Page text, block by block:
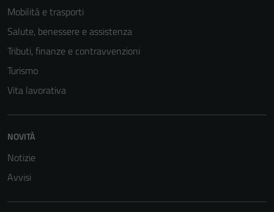
Mobilità e trasporti
Salute, benessere e assistenza
Tributi, finanze e contravvenzioni
Turismo
Vita lavorativa
NOVITÀ
Notizie
Avvisi